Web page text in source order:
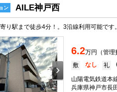
ン AILE神戸西
6.2万円（管理
敷 なし 礼
山陽電気鉄道本
兵庫県神戸市長